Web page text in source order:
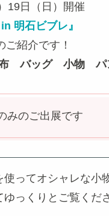
19日（日）開催
明石ビブレ』
ご紹介です！
布 バッグ 小物 パ
みのご出展です
使ってオシャレな小
っくりとご覧くだ